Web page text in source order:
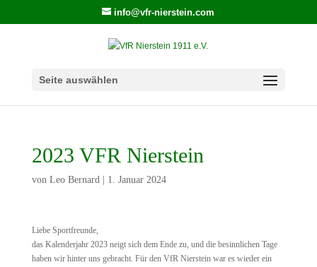
info@vfr-nierstein.com
Seite auswählen
2023 VFR Nierstein
von Leo Bernard| 1. Januar 2024
Liebe Sportfreunde,
das Kalenderjahr 2023 neigt sich dem Ende zu, und die besinnlichen Tage
haben wir hinter uns gebracht. Für den VfR Nierstein war es wieder ein